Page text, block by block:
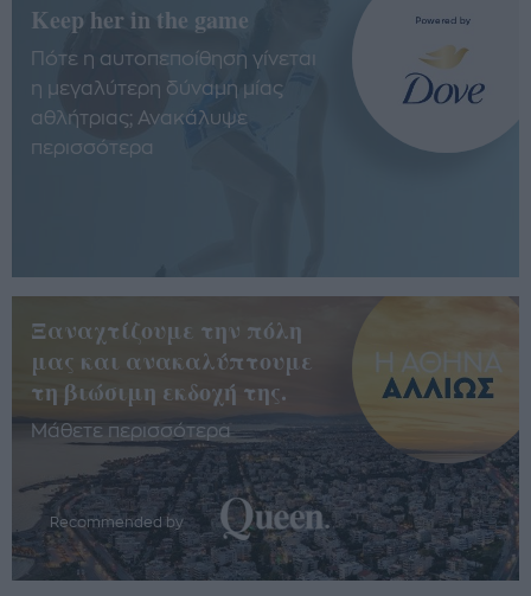
Keep her in the game
Πότε η αυτοπεποίθηση γίνεται
η μεγαλύτερη δύναμη μίας
αθλήτριας; Ανακάλυψε
περισσότερα
Ξαναχτίζουμε την πόλη
μας και ανακαλύπτουμε
τη βιώσιμη εκδοχή της.
Μάθετε περισσότερα
Recommended by